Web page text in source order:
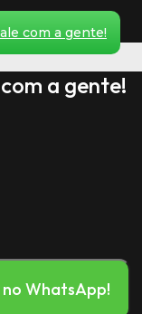
com a gente!
a gente!
WhatsApp!